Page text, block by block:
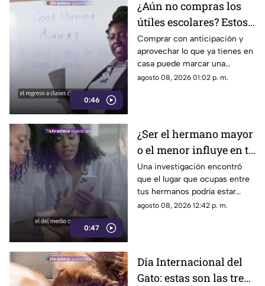
0:46
¿Aún no compras los
útiles escolares? Estos
consejos pueden
ayudarte a gastar
menos
Comprar con anticipación y
aprovechar lo que ya tienes en
casa puede marcar una
diferencia importante en el
agosto 08, 2026 01:02 p. m.
0:47
¿Ser el hermano mayor
o el menor influye en tu
salud? Esto dicen los
estudios
Una investigación encontró
que el lugar que ocupas entre
tus hermanos podría estar
relacionado con determinadas
agosto 08, 2026 12:42 p. m.
Día Internacional del
Gato: estas son las tres